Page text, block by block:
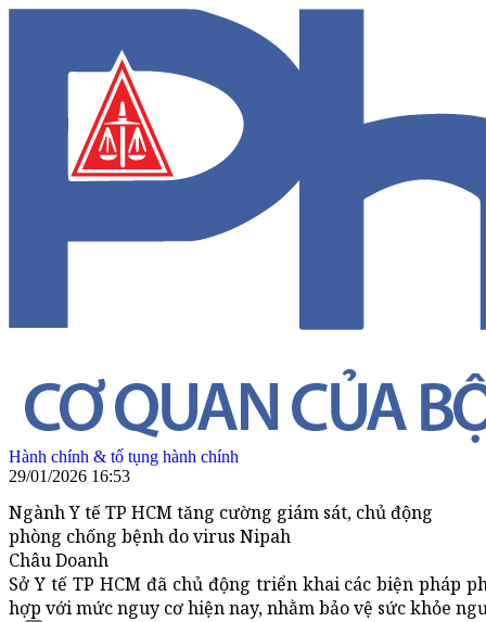
Hành chính & tố tụng hành chính
29/01/2026 16:53
Ngành Y tế TP HCM tăng cường giám sát, chủ động
phòng chống bệnh do virus Nipah
Châu Doanh
Sở Y tế TP HCM đã chủ động triển khai các biện pháp
hợp với mức nguy cơ hiện nay, nhằm bảo vệ sức khỏe